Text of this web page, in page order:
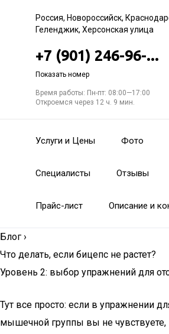
Россия, Новороссийск,
Геленджик, Херсонская улица
+7 (901) 246-96-...
Показать номер
Время работы: Пн-пт: 08:00—17:00
Откроемся через 12 ч. 9 мин.
Услуги и Цены Фото
Специалисты Отзывы
Прайс-лист Описание и
Блог ›
Что делать, если бицепс не растет?
Уровень 2: выбор упражнений для
Тут все просто: если в упражнении
мышечной группы вы не чувствуете,